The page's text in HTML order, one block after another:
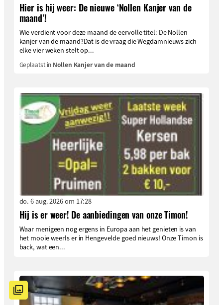
Hier is hij weer: De nieuwe ‘Nollen Kanjer van de
maand’!
Wie verdient voor deze maand de eervolle titel: De Nollen
kanjer van de maand?Dat is de vraag die Wegdamnieuws zich
elke vier weken stelt op...
Geplaatst in Nollen Kanjer van de maand
do. 6 aug. 2026 om 17:28
Hij is er weer! De aanbiedingen van onze Timon!
Waar menigeen nog ergens in Europa aan het genieten is van
het mooie weerIs er in Hengevelde goed nieuws! Onze Timon is
back, wat een...